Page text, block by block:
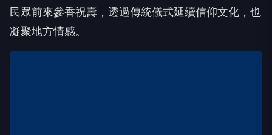
民眾前來參香祝壽，透過傳統儀式延續信仰文化，也
凝聚地方情感。